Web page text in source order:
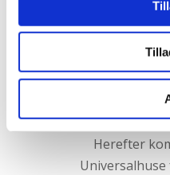
samtalen
proces,
Efter ca. en uge
færdige
Herefter